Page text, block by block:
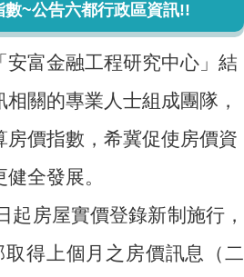
數~公告六都行政區資訊!!
富金融工程研究中心」結
關的專業人士組成團隊，
房價指數，希冀促使房價資
全發展。
起房屋實價登錄新制施行，
得上個月之房價訊息（二